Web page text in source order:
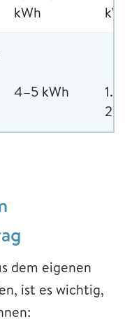
kWh
4–5 kWh
dem eigenen
ist es wichtig,